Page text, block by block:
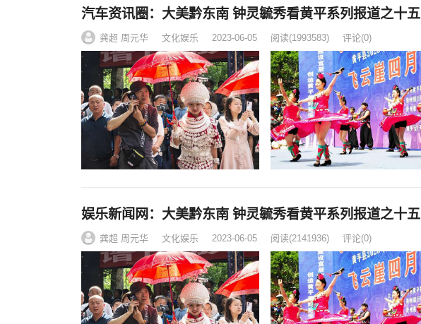
汽车资讯圈：大美黔东南 钟灵毓秀看黄平系列报道之十五
龚超 周元华 文化娱乐 2023-06-05 阅读(1993583) 评论(0)
娱乐新闻网：大美黔东南 钟灵毓秀看黄平系列报道之十五
龚超 周元华 文化娱乐 2023-06-05 阅读(2141936) 评论(0)